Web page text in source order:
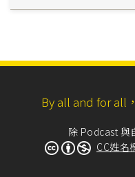
By all and for all
除 Podcast 與
CC姓名